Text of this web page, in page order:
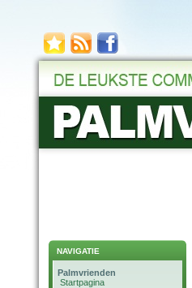
NAVIGATIE
Palmvrienden
Startpagina